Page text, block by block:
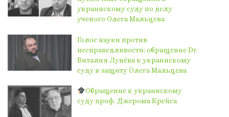
украинскому суду по делу
ученого Олега Мальцева
Голос науки против
несправедливости: обращение Dr.
Виталия Лунёва к украинскому
суду в защиту Олега Мальцева
Обращение к украинскому
суду проф. Джерома Крейса